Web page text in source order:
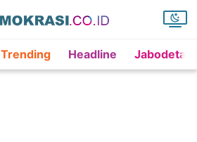
Trending Headline